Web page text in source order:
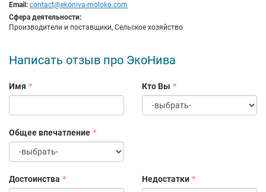
Email: contact@ekoniva-moloko.com
Сфера деятельности:
Производители и поставщики, Сельское хозяйство
Написать отзыв про ЭкоНива
Имя Кто Вы
Общее впечатление
Достоинства Недостатки